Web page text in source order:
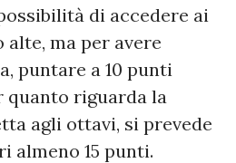
di accedere ai
ma per avere
puntare a 10 punti
quanto riguarda la
agli ottavi, si prevede
almeno 15 punti.